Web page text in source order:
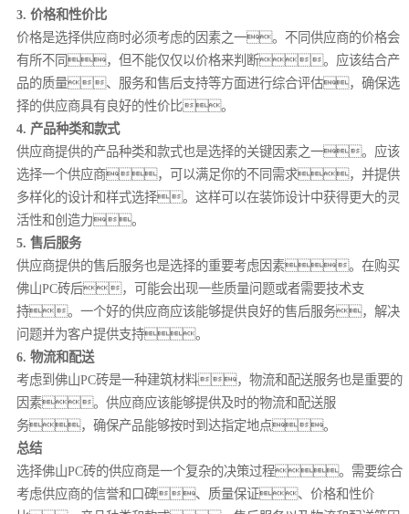
3. 价格和性价比
价格是选择供应商时必须考虑的因素之一。不同供应商的价格会
有所不同，但不能仅仅以价格来判断。应该结合产
品的质量、服务和售后支持等方面进行综合评估，确保选
择的供应商具有良好的性价比。
4. 产品种类和款式
供应商提供的产品种类和款式也是选择的关键因素之一。应该
选择一个供应商，可以满足你的不同需求，并提供
多样化的设计和样式选择。这样可以在装饰设计中获得更大的灵
活性和创造力。
5. 售后服务
供应商提供的售后服务也是选择的重要考虑因素。在购买
佛山PC砖后，可能会出现一些质量问题或者需要技术支
持。一个好的供应商应该能够提供良好的售后服务，解决
问题并为客户提供支持。
6. 物流和配送
考虑到佛山PC砖是一种建筑材料，物流和配送服务也是重要的
因素。供应商应该能够提供及时的物流和配送服
务，确保产品能够按时到达指定地点。
总结
选择佛山PC砖的供应商是一个复杂的决策过程。需要综合
考虑供应商的信誉和口碑、质量保证、价格和性价